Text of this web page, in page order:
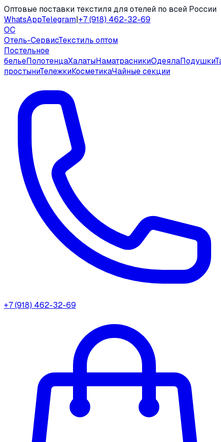
Оптовые поставки текстиля для отелей по всей России
WhatsAppTelegram|+7 (918) 462-32-69
ОС
Отель-СервисТекстиль оптом
Постельное
бельеПолотенцаХалатыНаматрасникиОдеялаПодушки
простыниТележкиКосметикаЧайные секции
+7 (918) 462-32-69